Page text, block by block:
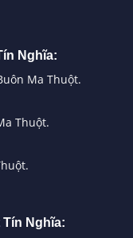
Nghĩa:
Ma Thuột.
Thuột.
Nghĩa: